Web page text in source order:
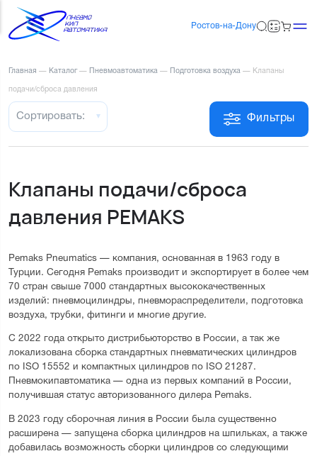
Ростов-на-Дону
Главная — Каталог — Пневмоавтоматика — Подготовка воздуха — Клапаны
подачи/сброса давления
Фильтры
Сортировать:
Клапаны подачи/сброса
давления PEMAKS
Pemaks Pneumatics — компания, основанная в 1963 году в
Турции. Сегодня Pemaks производит и экспортирует в более чем
70 стран свыше 7000 стандартных высококачественных
изделий: пневмоцилиндры, пневмораспределители, подготовка
воздуха, трубки, фитинги и многие другие.
С 2022 года открыто дистрибьюторство в России, а так же
локализована сборка стандартных пневматических цилиндров
по ISO 15552 и компактных цилиндров по ISO 21287.
Пневмокипавтоматика — одна из первых компаний в России,
получившая статус авторизованного дилера Pemaks.
В 2023 году сборочная линия в России была существенно
расширена — запущена сборка цилиндров на шпильках, а также
добавилась возможность сборки цилиндров со следующими